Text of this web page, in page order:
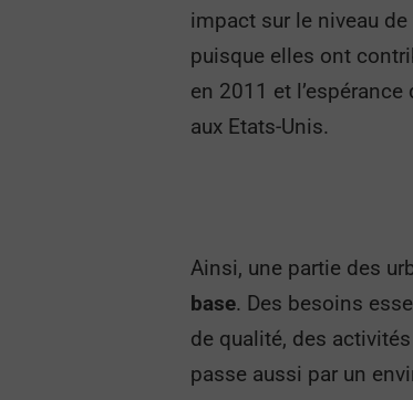
impact sur le niveau
puisque elles ont
en 2011 et
aux Etats-Unis.
Ainsi, une partie des
base. Des besoins
de qualité, des
passe aussi par un